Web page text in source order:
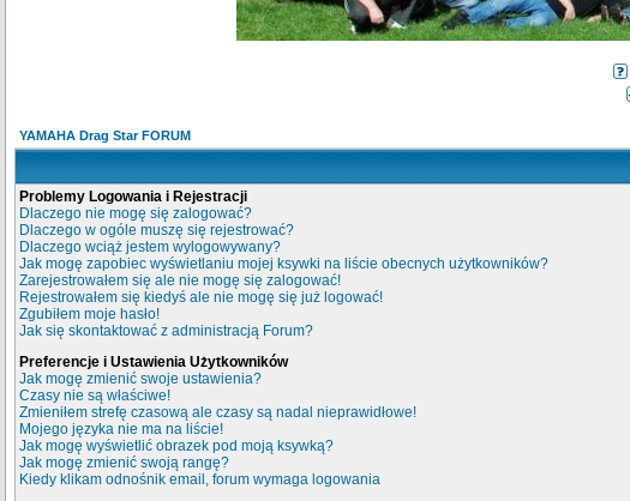
YAMAHA Drag Star FORUM
Problemy Logowania i Rejestracji
Dlaczego nie mogę się zalogować?
Dlaczego w ogóle muszę się rejestrować?
Dlaczego wciąż jestem wylogowywany?
Jak mogę zapobiec wyświetlaniu mojej ksywki na liście obecnych użytkowników?
Zarejestrowałem się ale nie mogę się zalogować!
Rejestrowałem się kiedyś ale nie mogę się już logować!
Zgubiłem moje hasło!
Jak się skontaktować z administracją Forum?
Preferencje i Ustawienia Użytkowników
Jak mogę zmienić swoje ustawienia?
Czasy nie są właściwe!
Zmieniłem strefę czasową ale czasy są nadal nieprawidłowe!
Mojego języka nie ma na liście!
Jak mogę wyświetlić obrazek pod moją ksywką?
Jak mogę zmienić swoją rangę?
Kiedy klikam odnośnik email, forum wymaga logowania